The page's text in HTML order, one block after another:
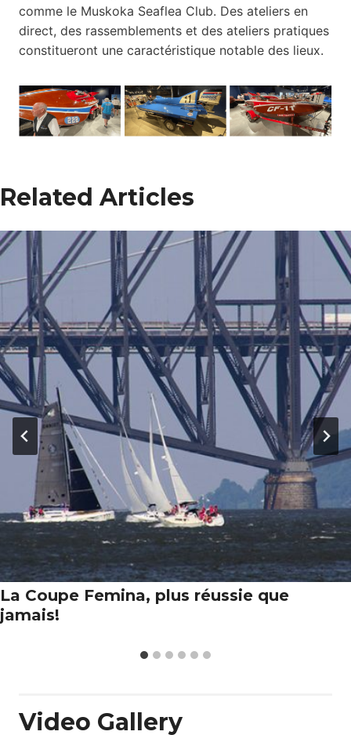
comme le Muskoka Seaflea Club. Des ateliers en
direct, des rassemblements et des ateliers pratiques
constitueront une caractéristique notable des lieux.
Related Articles
La Coupe Femina, plus réussie que
jamais!
Video Gallery